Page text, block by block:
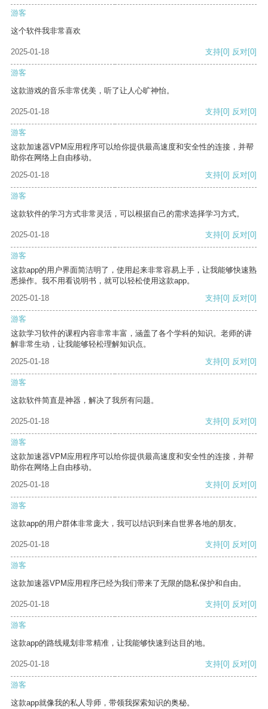
游客
这个软件我非常喜欢
2025-01-18 支持[0] 反对[0]
游客
这款游戏的音乐非常优美，听了让人心旷神怡。
2025-01-18 支持[0] 反对[0]
游客
这款加速器VPM应用程序可以给你提供最高速度和安全性的连接，并帮
助你在网络上自由移动。
2025-01-18
支持[0] 反对[0]
游客
这款软件的学习方式非常灵活，可以根据自己的需求选择学习方式。
2025-01-18 支持[0] 反对[0]
游客
这款app的用户界面简洁明了，使用起来非常容易上手，让我能够快速熟
悉操作。我不用看说明书，就可以轻松使用这款app。
2025-01-18
支持[0] 反对[0]
游客
这款学习软件的课程内容非常丰富，涵盖了各个学科的知识。老师的讲
解非常生动，让我能够轻松理解知识点。
2025-01-18
支持[0] 反对[0]
游客
这款软件简直是神器，解决了我所有问题。
2025-01-18 支持[0] 反对[0]
游客
这款加速器VPM应用程序可以给你提供最高速度和安全性的连接，并帮
助你在网络上自由移动。
2025-01-18
支持[0] 反对[0]
游客
这款app的用户群体非常庞大，我可以结识到来自世界各地的朋友。
2025-01-18 支持[0] 反对[0]
游客
这款加速器VPM应用程序已经为我们带来了无限的隐私保护和自由。
2025-01-18 支持[0] 反对[0]
游客
这款app的路线规划非常精准，让我能够快速到达目的地。
2025-01-18 支持[0] 反对[0]
游客
这款app就像我的私人导师，带领我探索知识的奥秘。